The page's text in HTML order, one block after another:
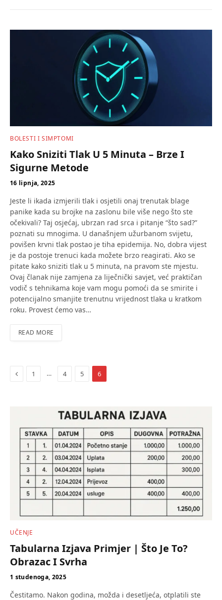
BOLESTI I SIMPTOMI
Kako Sniziti Tlak U 5 Minuta – Brze I
Sigurne Metode
16 lipnja, 2025
Jeste li ikada izmjerili tlak i osjetili onaj trenutak blage
panike kada su brojke na zaslonu bile više nego što ste
očekivali? Taj osjećaj, ubrzan rad srca i pitanje “što sad?”
poznati su mnogima. U današnjem užurbanom svijetu,
povišen krvni tlak postao je tiha epidemija. No, dobra vijest
je da postoje trenuci kada možete brzo reagirati. Ako se
pitate kako sniziti tlak u 5 minuta, na pravom ste mjestu.
Ovaj članak nije zamjena za liječnički savjet, već praktičan
vodič s tehnikama koje vam mogu pomoći da se smirite i
potencijalno smanjite trenutnu vrijednost tlaka u kratkom
roku. Provest ćemo vas…
READ MORE
Previous
1 … 4 5 6
UČENJE
Tabularna Izjava Primjer | Što Je To?
Obrazac I Svrha
1 studenoga, 2025
Čestitamo. Nakon godina, možda i desetljeća, otplatili ste